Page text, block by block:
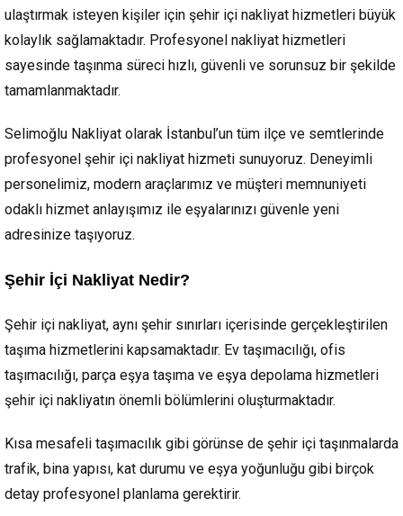
ulaştırmak isteyen kişiler için şehir içi nakliyat hizmetleri büyük
kolaylık sağlamaktadır. Profesyonel nakliyat hizmetleri
sayesinde taşınma süreci hızlı, güvenli ve sorunsuz bir şekilde
tamamlanmaktadır.
Selimoğlu Nakliyat olarak İstanbul’un tüm ilçe ve semtlerinde
profesyonel şehir içi nakliyat hizmeti sunuyoruz. Deneyimli
personelimiz, modern araçlarımız ve müşteri memnuniyeti
odaklı hizmet anlayışımız ile eşyalarınızı güvenle yeni
adresinize taşıyoruz.
Şehir İçi Nakliyat Nedir?
Şehir içi nakliyat, aynı şehir sınırları içerisinde gerçekleştirilen
taşıma hizmetlerini kapsamaktadır. Ev taşımacılığı, ofis
taşımacılığı, parça eşya taşıma ve eşya depolama hizmetleri
şehir içi nakliyatın önemli bölümlerini oluşturmaktadır.
Kısa mesafeli taşımacılık gibi görünse de şehir içi taşınmalarda
trafik, bina yapısı, kat durumu ve eşya yoğunluğu gibi birçok
detay profesyonel planlama gerektirir.